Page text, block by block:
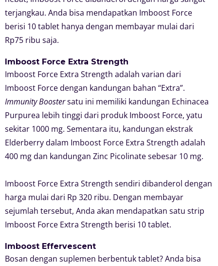
terjangkau. Anda bisa mendapatkan Imboost Force
berisi 10 tablet hanya dengan membayar mulai dari
Rp75 ribu saja.
Imboost Force Extra Strength
Imboost Force Extra Strength adalah varian dari
Imboost Force dengan kandungan bahan “Extra”.
Immunity Boostersatu ini memiliki kandungan Echinacea
Purpurea lebih tinggi dari produk Imboost Force, yatu
sekitar 1000 mg. Sementara itu, kandungan ekstrak
Elderberry dalam Imboost Force Extra Strength adalah
400 mg dan kandungan Zinc Picolinate sebesar 10 mg.
Imboost Force Extra Strength sendiri dibanderol dengan
harga mulai dari Rp 320 ribu. Dengan membayar
sejumlah tersebut, Anda akan mendapatkan satu strip
Imboost Force Extra Strength berisi 10 tablet.
Imboost Effervescent
Bosan dengan suplemen berbentuk tablet? Anda bisa